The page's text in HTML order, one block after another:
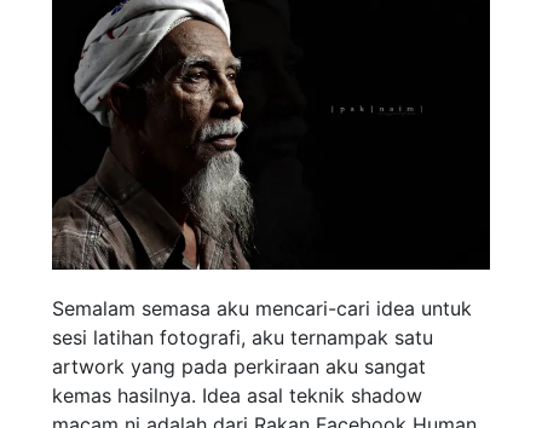
Semalam semasa aku mencari-cari idea untuk
sesi latihan fotografi, aku ternampak satu
artwork yang pada perkiraan aku sangat
kemas hasilnya. Idea asal teknik shadow